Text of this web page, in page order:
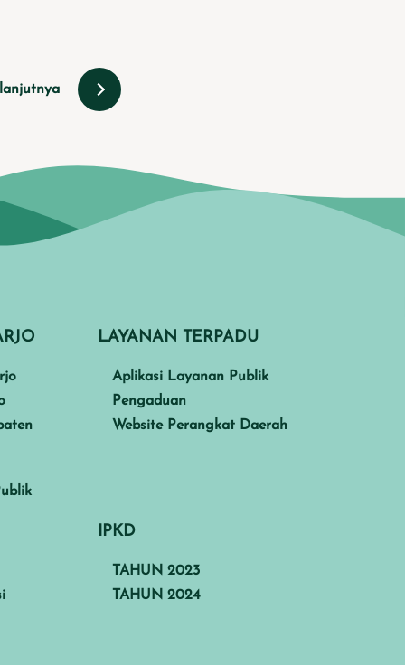
LAYANAN TERPADU
Aplikasi Layanan Publik
Pengaduan
Website Perangkat Daerah
IPKD
TAHUN 2023
TAHUN 2024